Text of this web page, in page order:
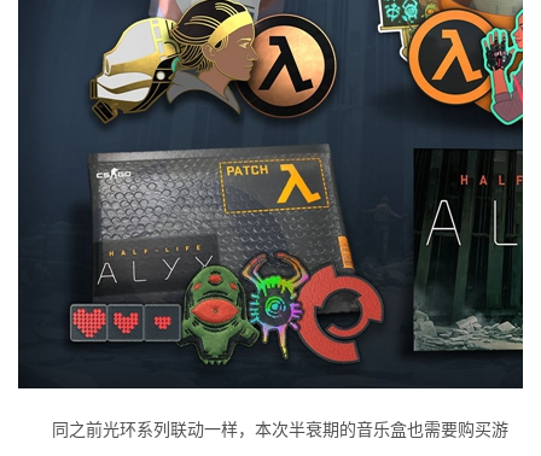
同之前光环系列联动一样，本次半衰期的音乐盒也需要购买游